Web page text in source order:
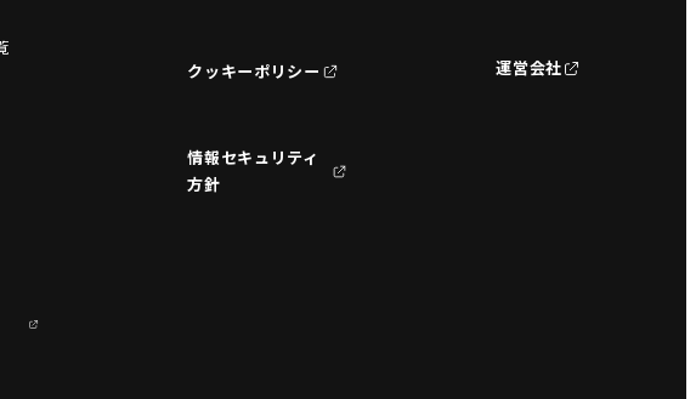
クッキーポリシー
情報セキュリティ
方針
運営会社